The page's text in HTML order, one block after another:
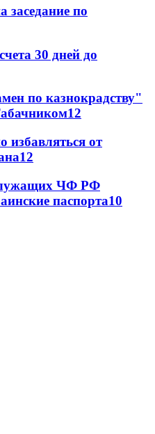
заседание по
30 дней до
по казнокрадству"
12
избавляться от
12
ЧФ РФ
паспорта10